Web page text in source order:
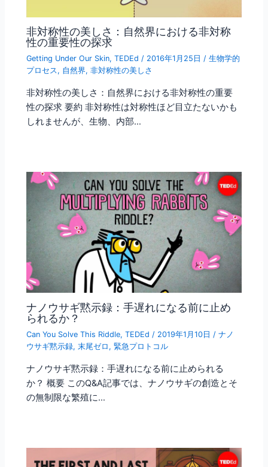
非対称性の美しさ：自然界における非対称
性の重要性の探求
Getting Under Our Skin,TEDEd / 2016年1月25日/生物学的
プロセス, 自然界,非対称性の美しさ
非対称性の美しさ：自然界における非対称性の重要
性の探求 要約 非対称性は対称性ほど目立たないかも
しれませんが、生物、内部…
ナノウサギ黙示録：手遅れになる前に止め
られるか？
Can You Solve This Riddle,TEDEd / 2019年1月10日 /ナノ
ウサギ黙示録,末尾ゼロ ,緊急プロトコル
ナノウサギ黙示録：手遅れになる前に止められる
か？ 概要 このQ&A記事では、ナノウサギの創造とそ
の無制限な繁殖に…